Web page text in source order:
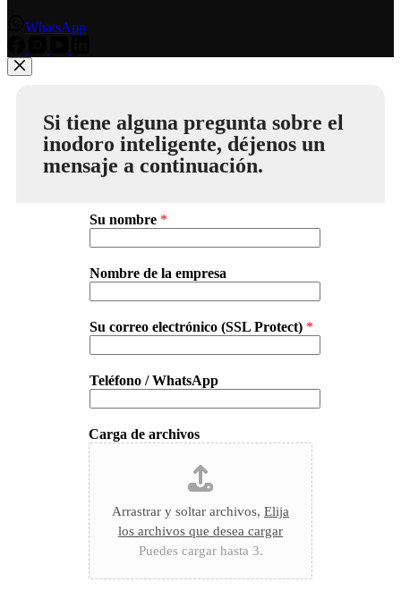
WhatsApp
Si tiene alguna pregunta sobre el
inodoro inteligente, déjenos un
mensaje a continuación.
Su nombre *
Nombre de la empresa
Su correo electrónico (SSL Protect) *
Teléfono / WhatsApp
Carga de archivos
Arrastrar y soltar archivos, Elija
los archivos que desea cargar
Puedes cargar hasta 3.